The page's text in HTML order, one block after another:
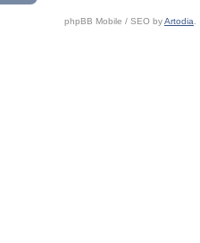
phpBB Mobile / SEO byArtodia